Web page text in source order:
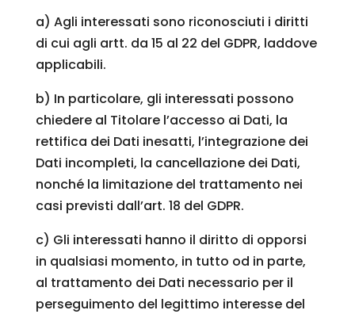
a) Agli interessati sono riconosciuti i diritti
di cui agli artt. da 15 al 22 del GDPR, laddove
applicabili.
b) In particolare, gli interessati possono
chiedere al Titolare l’accesso ai Dati, la
rettifica dei Dati inesatti, l’integrazione dei
Dati incompleti, la cancellazione dei Dati,
nonché la limitazione del trattamento nei
casi previsti dall’art. 18 del GDPR.
c) Gli interessati hanno il diritto di opporsi
in qualsiasi momento, in tutto od in parte,
al trattamento dei Dati necessario per il
perseguimento del legittimo interesse del